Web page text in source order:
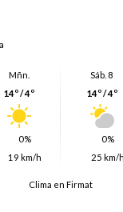
Mñn.
14º / 4º
0%
19 km/h
Sáb. 8
14º / 4º
0%
25 km/h
Clima en Firmat